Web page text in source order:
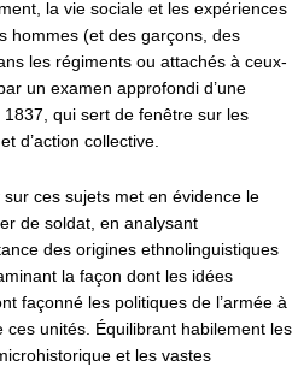
la vie sociale et les expériences
hommes (et des garçons, des
les régiments ou attachés à ceux-
un examen approfondi d’une
qui sert de fenêtre sur les
d’action collective.
sur ces sujets met en évidence le
de soldat, en analysant
des origines ethnolinguistiques
la façon dont les idées
façonné les politiques de l’armée à
ces unités. Équilibrant habilement les
et les vastes